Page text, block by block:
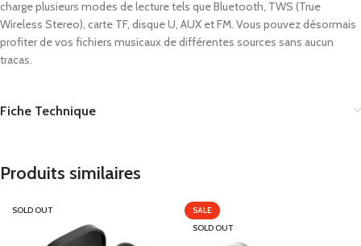
charge plusieurs modes de lecture tels que Bluetooth, TWS (True
Wireless Stereo), carte TF, disque U, AUX et FM. Vous pouvez désormais
profiter de vos fichiers musicaux de différentes sources sans aucun
tracas.
Fiche Technique
Produits similaires
SOLD OUT
SALE
SOLD OUT